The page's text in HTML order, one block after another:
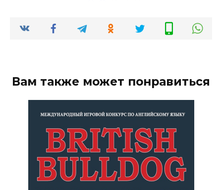
Вам также может понравиться